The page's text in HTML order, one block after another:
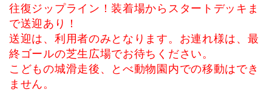
往復ジップライン！装着場からスタートデッキま
で送迎あり！
送迎は、利用者のみとなります。お連れ様は、最
終ゴールの芝生広場でお待ちください。
こどもの城滑走後、とべ動物園内での移動はでき
ません。